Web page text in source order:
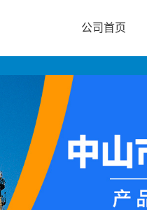
公司首页